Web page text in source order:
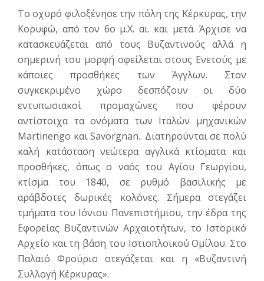
Το οχυρό φιλοξένησε την πόλη της Κέρκυρας, την
Κορυφώ, από τον 6ο μ.Χ. αι. και μετά. Άρχισε να
κατασκευάζεται από τους Βυζαντι­νούς αλλά η
σημερινή του μορφή οφείλεται στους Ενετούς με
κάποι­ες προσθήκες των Άγγλων. Στον
συγκεκριμένο χώρο δεσπόζουν οι δύο
εντυπωσιακοί προμαχώνες που φέρουν
αντίστοιχα τα ονόματα των Ιταλών μηχανικών
Martinengo και Savorgnan.. Διατηρούνται σε πολύ
καλή κατάσταση νεώτερα αγγλικά κτίσματα και
προσθήκες, όπως ο ναός του Αγίου Γεωργίου,
κτίσμα του 1840, σε ρυθμό βασιλικής με
αράβδοτες δωρικές κολό­νες. Σήμερα στεγάζει
τμήματα του Ιόνιου Πανεπιστήμιου, την έδρα της
Εφορείας Βυζαντινών Αρχαιοτήτων, το Ιστορικό
Αρχείο και τη βάση του Ιστιοπλοϊκού Ομί­λου. Στο
Παλαιό Φρούριο στεγάζεται και η «Βυζαντινή
Συλλογή Κέρκυρας».